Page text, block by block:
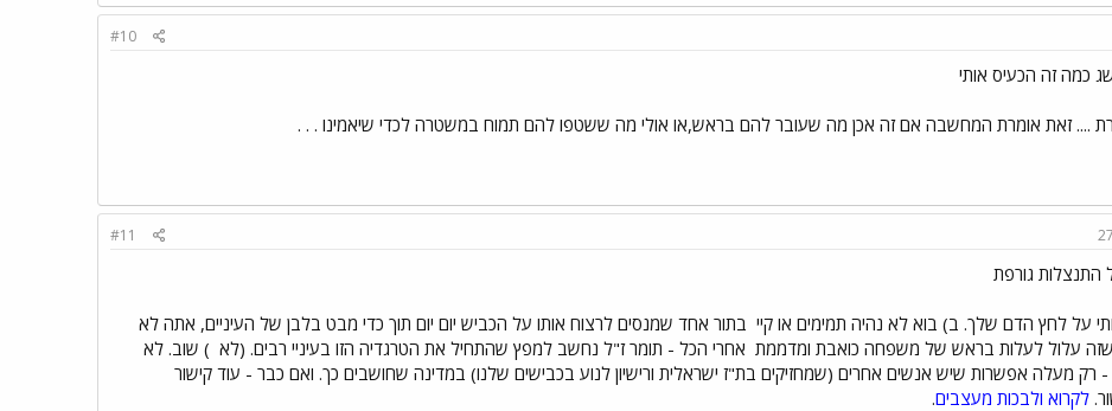
#10
כמה זה הכעיס אותי
.... זאת אומרת המחשבה אם זה אכן מה שעובר להם בראש,או אולי מה ששטפו להם תמוח במשטרה לכדי שיאמינו . . .
#11
התנצלות גורפת
על לחץ הדם שלך. ב) בוא לא נהיה תמימים או קיי בתור אחד שמנסים לרצוח אותו על הכביש יום יום תוך כדי מבט בלבן של העיניים, אתה לא
עלול לעלות בראש של משפחה כואבת ומדממת אחרי הכל - תומר ז"ל נחשב למפץ שהתחיל את הטרגדיה הזו בעיניי רבים. (לא ) שוב. לא
רק מעלה אפשרות שיש אנשים אחרים (שמחזיקים בת"ז ישראלית ורישיון לנוע בכבישים שלנו) במדינה שחושבים כך. ואם כבר - עוד קישור
לקרוא ולבכות מעצבים.